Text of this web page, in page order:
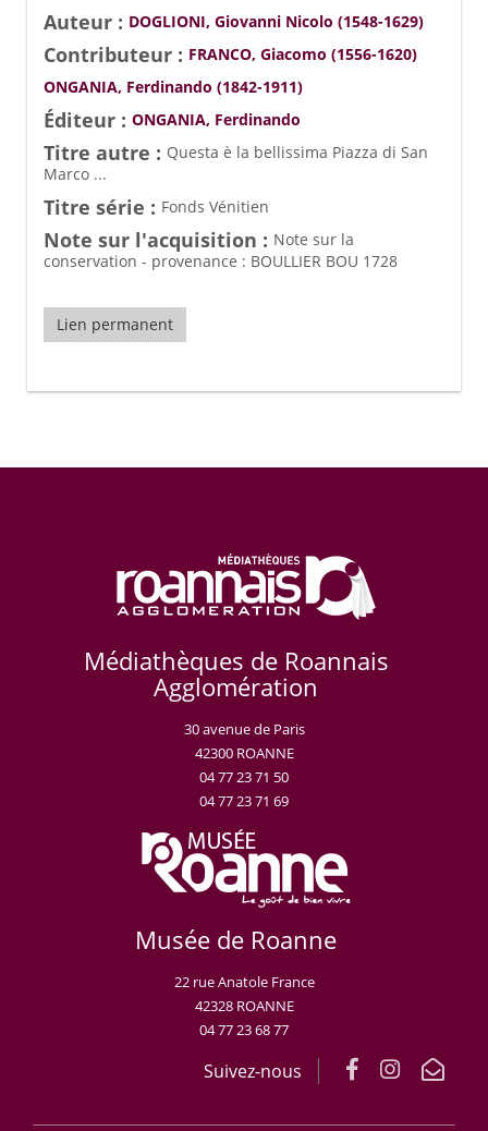
Auteur : DOGLIONI, Giovanni Nicolo (1548-1629)
Contributeur : FRANCO, Giacomo (1556-1620)
ONGANIA, Ferdinando (1842-1911)
Éditeur : ONGANIA, Ferdinando
Titre autre : Questa è la bellissima Piazza di San
Marco ...
Titre série : Fonds Vénitien
Note sur l'acquisition : Note sur la
conservation - provenance : BOULLIER BOU 1728
Lien permanent
Médiathèques de Roannais
Agglomération
30 avenue de Paris
42300 ROANNE
04 77 23 71 50
04 77 23 71 69
Musée de Roanne
22 rue Anatole France
42328 ROANNE
04 77 23 68 77
Suivez-nous